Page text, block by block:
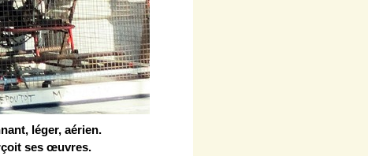
léger, aérien.
ses œuvres.